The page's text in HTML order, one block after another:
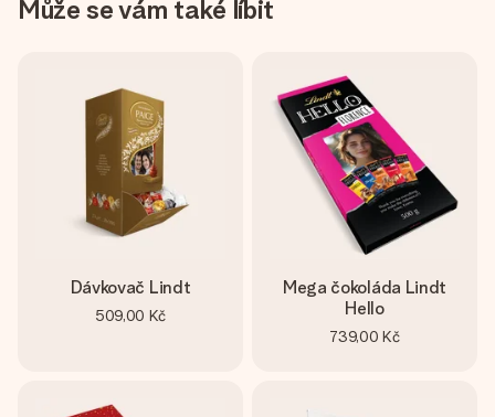
Může se vám také líbit
Dávkovač Lindt
509,00 Kč
Mega čokoláda Lindt
Hello
739,00 Kč